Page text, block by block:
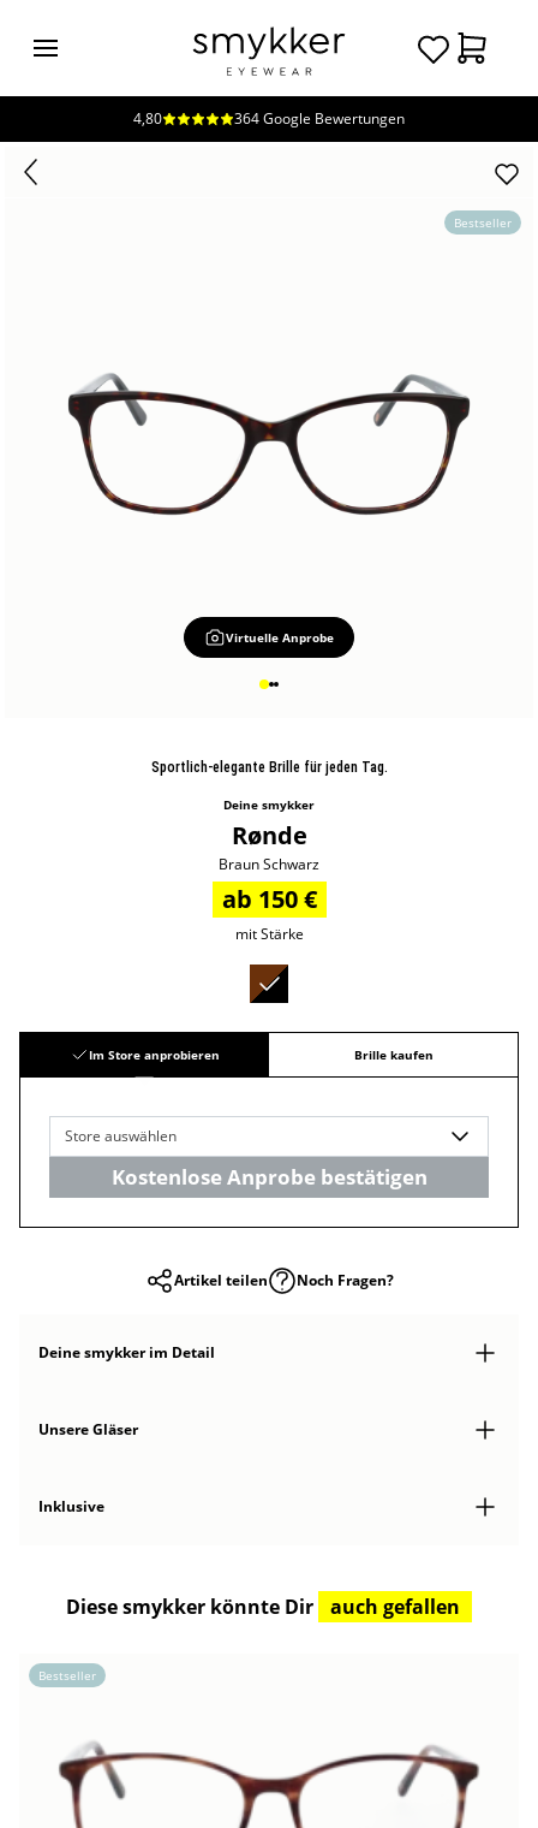
Login
Unsere
Preise
Kontakt
Jobs
Kostenfreie Typberatung
4,80 364 Google Bewertungen
Virtuelle Anprobe
Bestseller
Sportlich-elegante Brille für jeden Tag.
Deine smykker
Rønde
Braun Schwarz
ab 150 €
mit Stärke
Im Store anprobieren Brille kaufen
Store auswählen
Kostenlose Anprobe bestätigen
Artikel teilen Noch Fragen?
Deine smykkerim Detail
Unsere Gläser
Inklusive
Diese smykker könnte Dir auch gefallen
Bestseller